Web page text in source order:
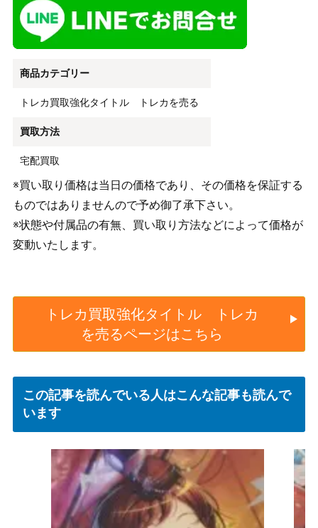
商品カテゴリー
トレカ買取強化タイトル トレカを売る
買取方法
宅配買取
※買い取り価格は当日の価格であり、その価格を保証する
ものではありませんので予め御了承下さい。
※状態や付属品の有無、買い取り方法などによって価格が
変動いたします。
トレカ買取強化タイトル トレカ
を売るページはこちら
この記事を読んでいる人はこんな記事も読んで
います